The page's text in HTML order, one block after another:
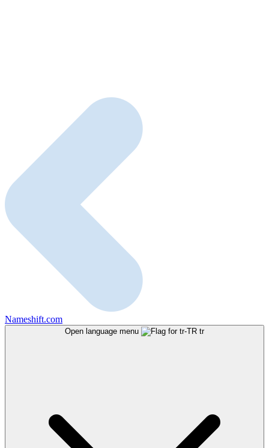
Nameshift.com
Open language menu tr